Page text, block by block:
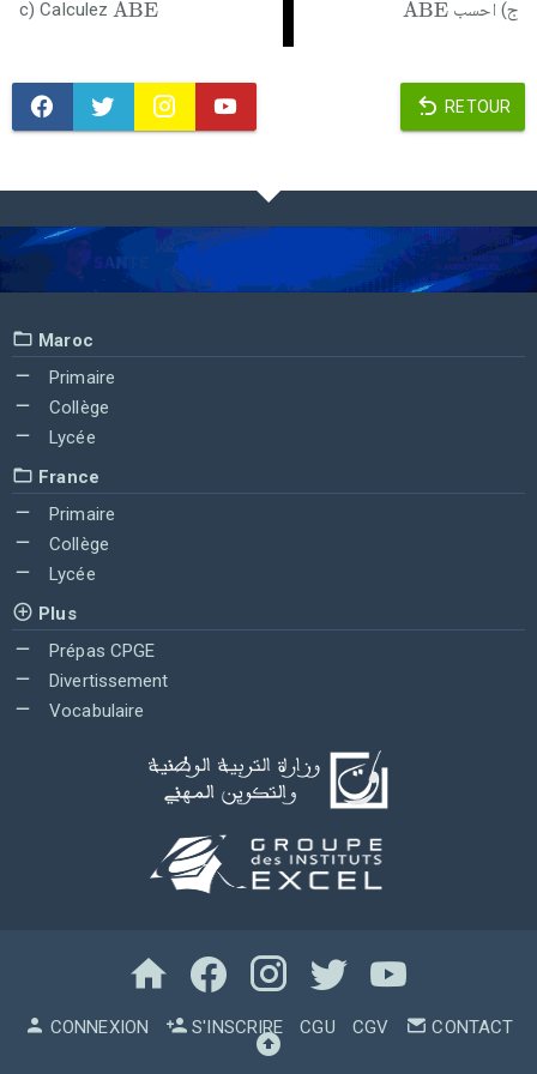
c) CalculezAˆ
BE ج) احسب Aˆ
BE
RETOUR
Maroc
Primaire
Collège
Lycée
France
Primaire
Collège
Lycée
Plus
Prépas CPGE
Divertissement
Vocabulaire
CONNEXION S'INSCRIRE CGU CGV CONTACT